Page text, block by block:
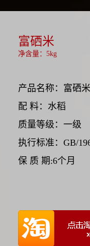
富硒米
净含量：5kg
产品名称：富硒米
配 料：水稻
质量等级：一级
执行标准：GB/
保 质 期:6个月